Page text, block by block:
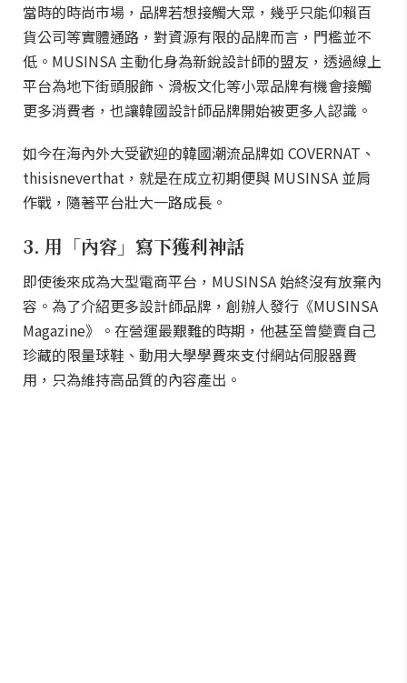
當時的時尚市場，品牌若想接觸大眾，幾乎只能仰賴百
貨公司等實體通路，對資源有限的品牌而言，門檻並不
低。MUSINSA 主動化身為新銳設計師的盟友，透過線上
平台為地下街頭服飾、滑板文化等小眾品牌有機會接觸
更多消費者，也讓韓國設計師品牌開始被更多人認識。
如今在海內外大受歡迎的韓國潮流品牌如 COVERNAT、
thisisneverthat，就是在成立初期便與 MUSINSA 並肩
作戰，隨著平台壯大一路成長。
3. 用「內容」寫下獲利神話
即使後來成為大型電商平台，MUSINSA 始終沒有放棄內
容。為了介紹更多設計師品牌，創辦人發行《MUSINSA
Magazine》。在營運最艱難的時期，他甚至曾變賣自己
珍藏的限量球鞋、動用大學學費來支付網站伺服器費
用，只為維持高品質的內容產出。